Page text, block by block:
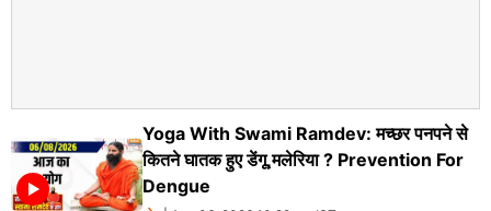
Yoga With Swami Ramdev: मच्छर पनपने से
कितने घातक हुए डेंगू,मलेरिया ? Prevention For
Dengue